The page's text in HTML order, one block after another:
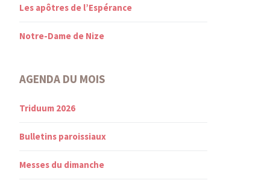
Les apôtres de l’Espérance
Notre-Dame de Nize
AGENDA DU MOIS
Triduum 2026
Bulletins paroissiaux
Messes du dimanche